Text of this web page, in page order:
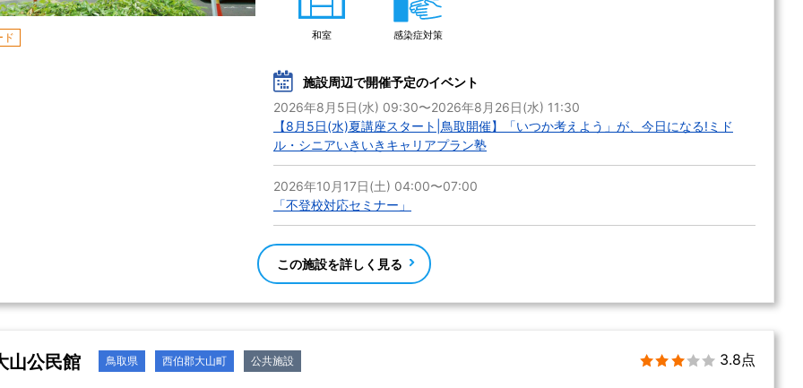
ド 和室 感染症対策
施設周辺で開催予定のイベント
2026年8月5日(水) 09:30〜2026年8月26日(水) 11:30
【8月5日(水)夏講座スタート|鳥取開催】「いつか考えよう」が、今日になる!ミド
ル・シニアいきいきキャリアプラン塾
2026年10月17日(土) 04:00〜07:00
「不登校対応セミナー」
この施設を詳しく見る
山公民館 鳥取県 西伯郡大山町 公共施設 3.8点